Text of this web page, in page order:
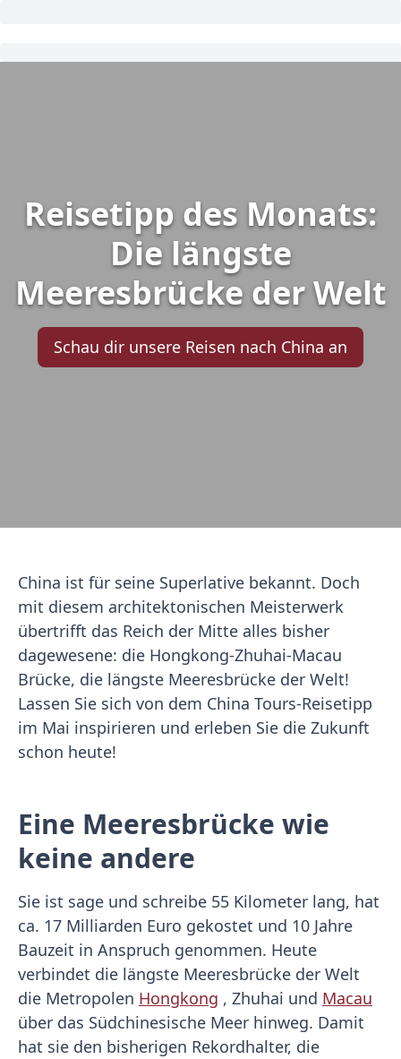
Reisetipp des Monats:
Die längste
Meeresbrücke der Welt
Schau dir unsere Reisen nach China an
China ist für seine Superlative bekannt. Doch
mit diesem architektonischen Meisterwerk
übertrifft das Reich der Mitte alles bisher
dagewesene: die Hongkong-Zhuhai-Macau
Brücke, die längste Meeresbrücke der Welt!
Lassen Sie sich von dem China Tours-Reisetipp
im Mai inspirieren und erleben Sie die Zukunft
schon heute!
Eine Meeresbrücke wie
keine andere
Sie ist sage und schreibe 55 Kilometer lang, hat
ca. 17 Milliarden Euro gekostet und 10 Jahre
Bauzeit in Anspruch genommen. Heute
verbindet die längste Meeresbrücke der Welt
die Metropolen Hongkong , Zhuhai und Macau
über das Südchinesische Meer hinweg. Damit
hat sie den bisherigen Rekordhalter, die